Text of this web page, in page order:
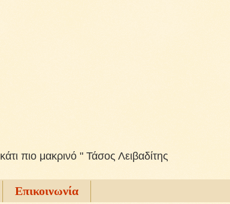
πιο μακρινό " Τάσος Λειβαδίτης
Επικοινωνία